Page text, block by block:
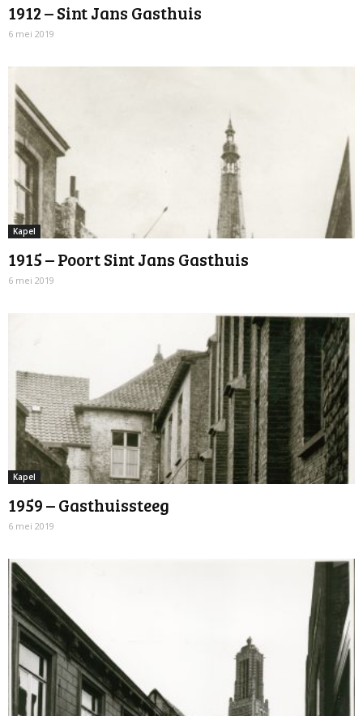
1912 – Sint Jans Gasthuis
6 mei 2019
Kapel
1915 – Poort Sint Jans Gasthuis
6 mei 2019
Kapel
1959 – Gasthuissteeg
6 mei 2019